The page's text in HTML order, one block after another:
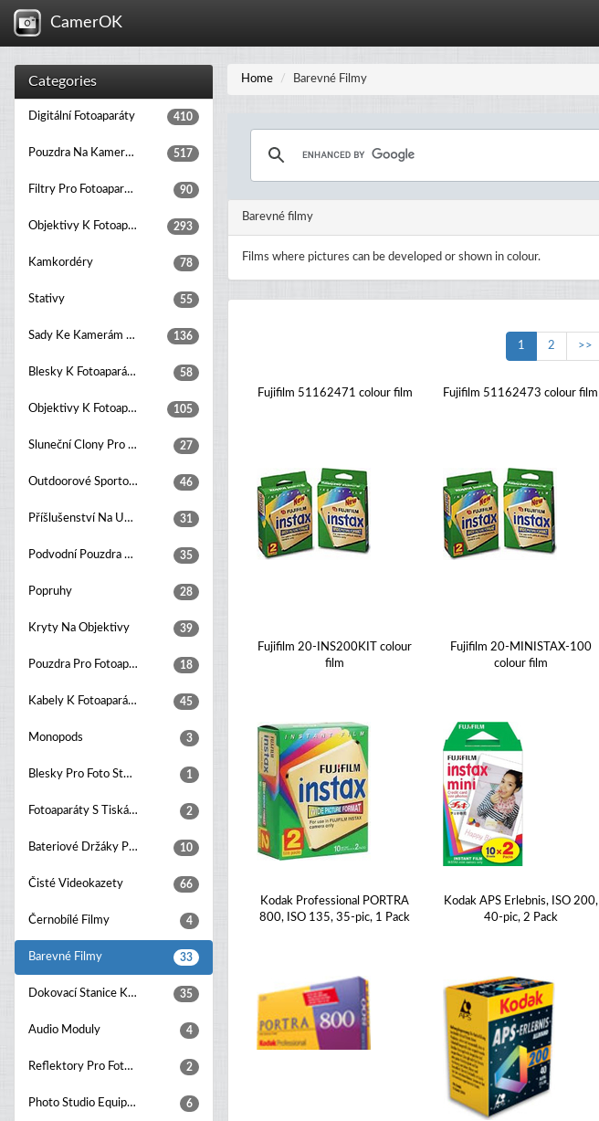
CamerOK
Home Barevné Filmy
Barevné filmy
Films where pictures can be developed or shown in colour.
1 2 >>
Fujifilm 51162471 colour film Fujifilm 51162473 colour film
Fujifilm 20-INS200KIT colour
film
Fujifilm 20-MINISTAX-100
colour film
Kodak Professional PORTRA
800, ISO 135, 35-pic, 1 Pack
Kodak APS Erlebnis, ISO 200,
40-pic, 2 Pack
Categories
Digitální Fotoaparáty 410
Pouzdra Na Kamery A Fotoaparáty 517
Filtry Pro Fotoaparáty 90
Objektivy K Fotoaparátům 293
Kamkordéry 78
Stativy 55
Sady Ke Kamerám A Fotoaparátům 136
Blesky K Fotoaparátům 58
Objektivy K Fotoaparátům 105
Sluneční Clony Pro Objektivy 27
Outdoorové Sportovní Kamery 46
Příšlušenství Na Upevňování Kamer 31
Podvodní Pouzdra Pro Fotoaparáty 35
Popruhy 28
Kryty Na Objektivy 39
Pouzdra Pro Fotoaparáty 18
Kabely K Fotoaparátům 45
Monopods 3
Blesky Pro Foto Studia 1
Fotoaparáty S Tiskárnou 2
Bateriové Držáky Pro Digitální Fotoaparáty 10
Čisté Videokazety 66
Černobílé Filmy 4
Barevné Filmy 33
Dokovací Stanice K Fotoaparátu 35
Audio Moduly 4
Reflektory Pro Foto Studia 2
Photo Studio Equipment Sets 6